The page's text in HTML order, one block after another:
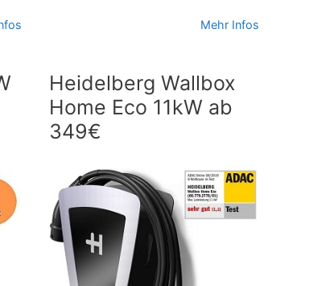
Mehr Infos
Heidelberg Wallbox
Home Eco 11kW ab
349€